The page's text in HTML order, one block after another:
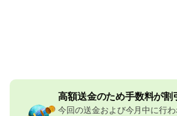
高額送金のため手数料が割
今回の送金および今月中に行